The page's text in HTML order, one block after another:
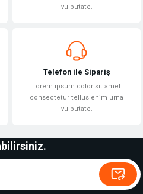
vulputate.
Telefon ile Sipariş
Lorem ipsum dolor sit amet
consectetur tellus enim urna
vulputate.